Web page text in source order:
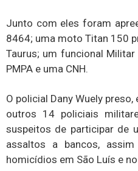
Junto com eles foram
8464; uma moto Titan 150
Taurus; um funcional
PMPA e uma CNH.
O policial Dany Wuely
outros 14 policiais
suspeitos de participar de
assaltos a bancos,
homicídios em São Luís e